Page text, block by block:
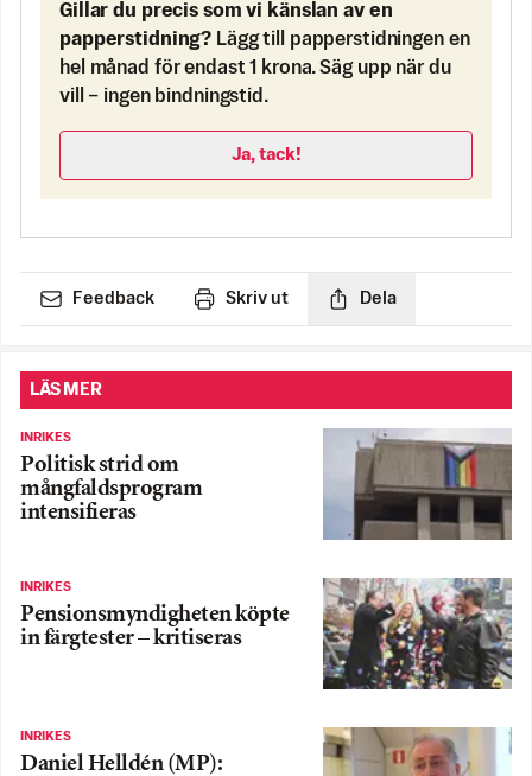
Gillar du precis som vi känslan av en
papperstidning? Lägg till papperstidningen en
hel månad för endast 1 krona. Säg upp när du
vill – ingen bindningstid.
Ja, tack!
Feedback Skriv ut Dela
LÄS MER
INRIKES
Politisk strid om
mångfaldsprogram
intensifieras
INRIKES
Pensionsmyndigheten köpte
in färgtester – kritiseras
INRIKES
Daniel Helldén (MP):